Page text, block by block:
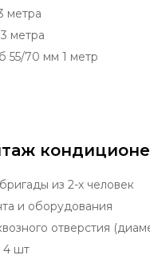
метра
метра
55/70 мм 1 метр
из 2-х человек
и оборудования
отверстия
4 шт